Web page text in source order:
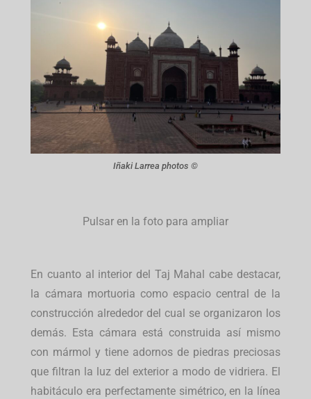
Iñaki Larrea photos ©
Pulsar en la foto para ampliar
En cuanto al interior del Taj Mahal cabe destacar,
la cámara mortuoria como espacio central de la
construcción alrededor del cual se organizaron los
demás. Esta cámara está construida así mismo
con mármol y tiene adornos de piedras preciosas
que filtran la luz del exterior a modo de vidriera. El
habitáculo era perfectamente simétrico, en la línea